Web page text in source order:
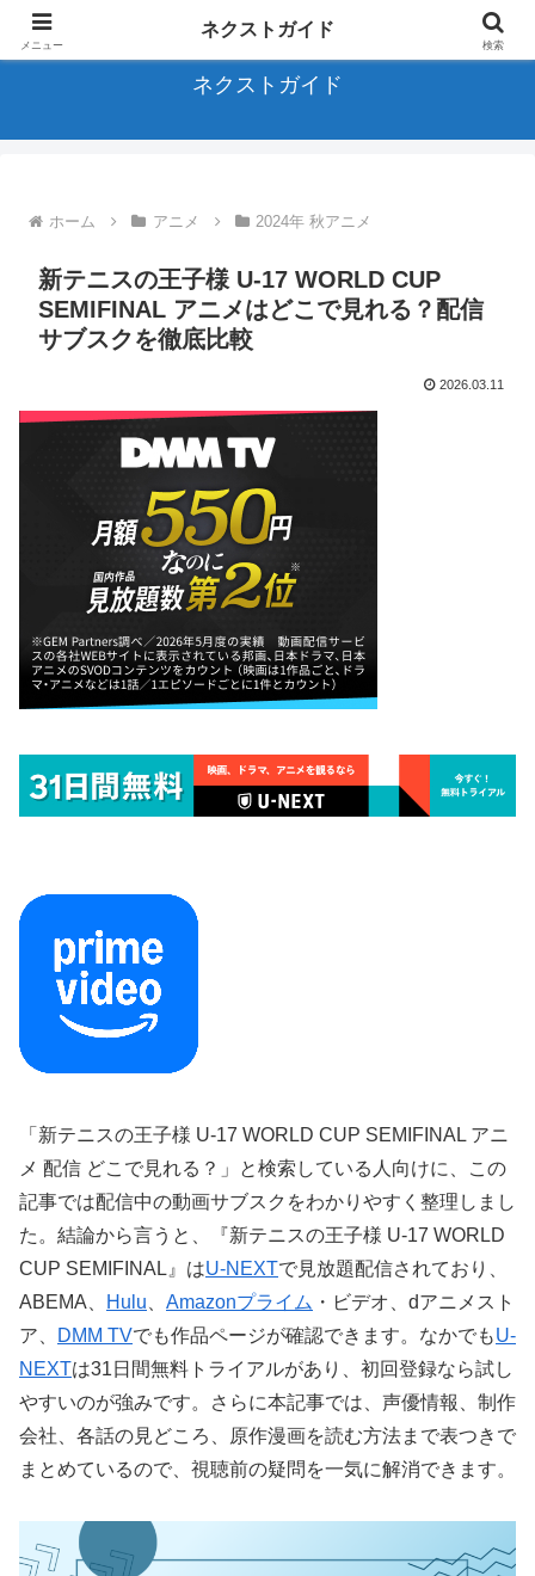
アニメ、バラエティ、ドラマに関する全てのサブスクを完全ガイド
ネクストガイド
ホーム アニメ 2024年 秋アニメ
新テニスの王子様 U-17 WORLD CUP
SEMIFINAL アニメはどこで見れる？配信
サブスクを徹底比較
2026.03.11
「新テニスの王子様 U-17 WORLD CUP SEMIFINAL アニ
メ 配信 どこで見れる？」と検索している人向けに、この
記事では配信中の動画サブスクをわかりやすく整理しまし
た。結論から言うと、『新テニスの王子様 U-17 WORLD
CUP SEMIFINAL』はU-NEXTで見放題配信されており、
ABEMA、
Hulu Amazonプライム ・ビデオ、dアニメスト
ア、
DMM TVでも作品ページが確認できます。なかでもU-
NEXTは31日間無料トライアルがあり、初回登録なら試し
やすいのが強みです。さらに本記事では、声優情報、制作
会社、各話の見どころ、原作漫画を読む方法まで表つきで
まとめているので、視聴前の疑問を一気に解消できます。
メニュー
ネクストガイド
検索